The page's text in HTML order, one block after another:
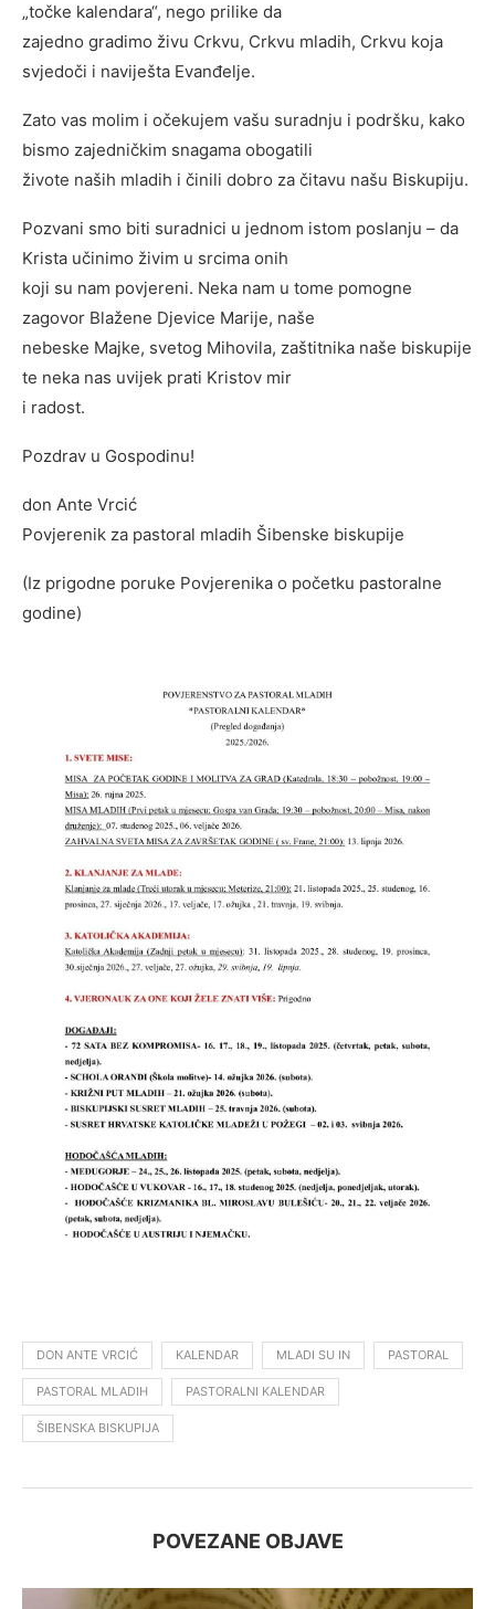
„točke kalendara“, nego prilike da
zajedno gradimo živu Crkvu, Crkvu mladih, Crkvu koja
svjedoči i naviješta Evanđelje.
Zato vas molim i očekujem vašu suradnju i podršku, kako
bismo zajedničkim snagama obogatili
živote naših mladih i činili dobro za čitavu našu Biskupiju.
Pozvani smo biti suradnici u jednom istom poslanju – da
Krista učinimo živim u srcima onih
koji su nam povjereni. Neka nam u tome pomogne
zagovor Blažene Djevice Marije, naše
nebeske Majke, svetog Mihovila, zaštitnika naše biskupije
te neka nas uvijek prati Kristov mir
i radost.
Pozdrav u Gospodinu!
don Ante Vrcić
Povjerenik za pastoral mladih Šibenske biskupije
(Iz prigodne poruke Povjerenika o početku pastoralne
godine)
DON ANTE VRCIĆ KALENDAR MLADI SU IN PASTORAL
PASTORAL MLADIH PASTORALNI KALENDAR
ŠIBENSKA BISKUPIJA
POVEZANE OBJAVE